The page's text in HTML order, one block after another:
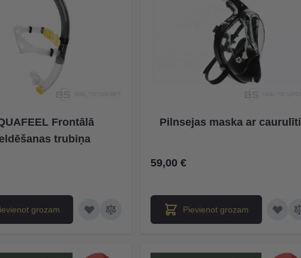
Frontālā
trubiņa
grozam
Pilnsejas maska ar caurulīti
59,00 €
Pievienot grozam